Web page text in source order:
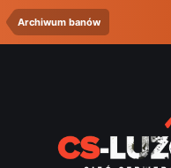
Archiwum banów